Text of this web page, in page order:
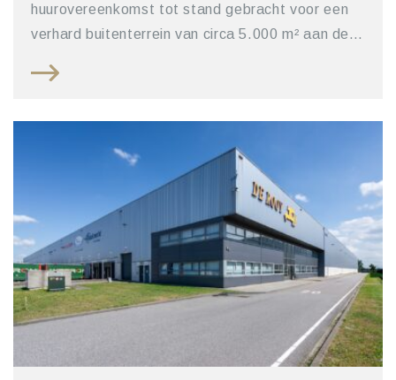
huurovereenkomst tot stand gebracht voor een
verhard buitenterrein van circa 5.000 m² aan de…